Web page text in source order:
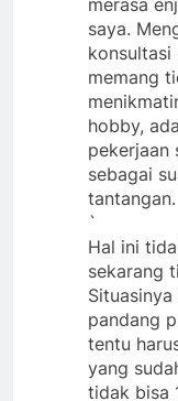
merasa
saya.
konsultasi
memang
hobby,
pekerjaan
sebagai
tantangan.
`
Hal ini
sekarang
pandang
tentu
yang